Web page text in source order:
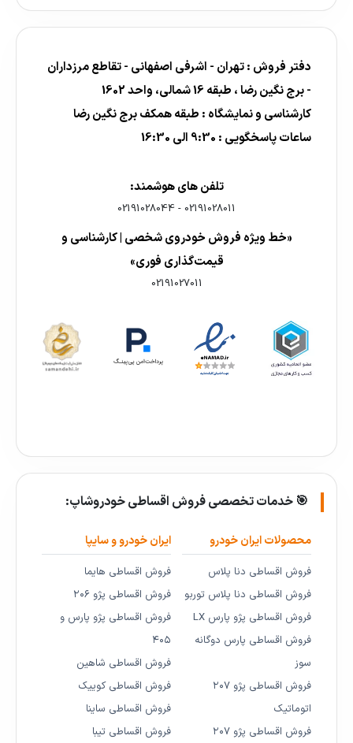
دفتر فروش : تهران - اشرفی اصفهانی - تقاطع مرزداران
- برج نگین رضا ، طبقه 16 شمالی، واحد 1602
کارشناسی و نمایشگاه : طبقه همکف برج نگین رضا
ساعات پاسخگویی : 9:30 الی 16:30
تلفن های هوشمند:
02191028011
-
02191028044
«خط ویژه فروش خودروی شخصی | کارشناسی و
قیمت‌گذاری فوری»
02191027011
🎯 خدمات تخصصی فروش اقساطی خودروشاپ:
محصولات ایران خودرو
فروش اقساطی دنا پلاس
فروش اقساطی دنا پلاس توربو
فروش اقساطی پژو پارس LX
فروش اقساطی پارس دوگانه
سوز
فروش اقساطی پژو ۲۰۷
اتوماتیک
فروش اقساطی پژو ۲۰۷
ایران خودرو و سایپا
فروش اقساطی هایما
فروش اقساطی پژو ۲۰۶
فروش اقساطی پژو پارس و
۴۰۵
فروش اقساطی شاهین
فروش اقساطی کوییک
فروش اقساطی ساینا
فروش اقساطی تیبا